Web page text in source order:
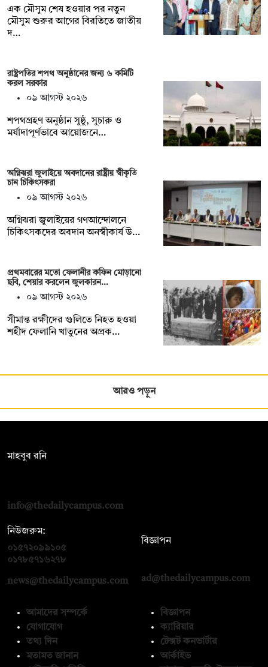
এক মৌসুম শেষ হওয়ার পর নতুন
মৌসুম শুরুর আগের বিরতিতে জাতীয়
দ…
রাষ্ট্রপতির শপথ অনুষ্ঠানের জন্য ৬ কমিটি
করল সরকার
০৯ আগস্ট ২০২৬
শপথগ্রহণ অনুষ্ঠান সুষ্ঠু, সুচারু ও
মর্যাদাপূর্ণভাবে আয়োজনে…
অগ্নিঝরা জুলাইয়ে অবদানের রাষ্ট্রীয় স্বীকৃতি
চান চিকিৎসকরা
০৯ আগস্ট ২০২৬
অগ্নিঝরা জুলাইয়ের গণআন্দোলনে
চিকিৎসকদের অবদান অনস্বীকার্য উ…
প্রথমবারের মতো ফেলানীর কফিন মোড়ানো
ছবি, শেয়ার করলেন জুলকারন…
০৯ আগস্ট ২০২৬
সীমান্ত রক্ষীদের গুলিতে নিহত হওয়া
শহীদ ফেলানি খাতুনের অপ্রক…
আরও পড়ুন
মাহবুব রনি
info@thedailycampus.com
নিউজরুম:
০১৫৭২০৯৯১০৫
০১৭৮৫৭১৬২৭৮
news@thedailycampus.com
বিজ্ঞাপন
ad@thedailycampus.com
আমাদের সম্পর্কে
যোগাযোগ
তথ্য দিন
মতামত জানান
বিজ্ঞাপন
ক্যারিয়ার
টেক্সট কনভার্টার
আর্কাইভ